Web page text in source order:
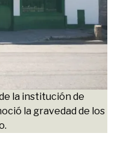
la institución de
la gravedad de los